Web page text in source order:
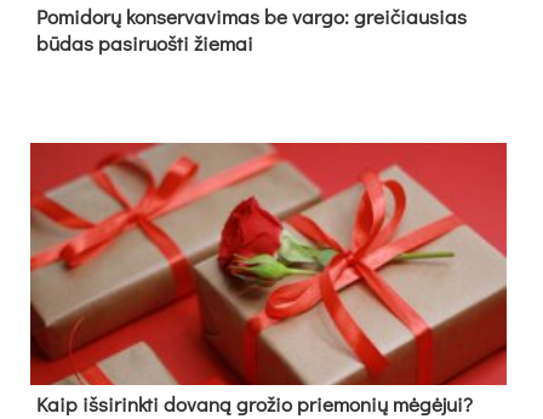
Pomidorų konservavimas be vargo: greičiausias
būdas pasiruošti žiemai
Kaip išsirinkti dovaną grožio priemonių mėgėjui?